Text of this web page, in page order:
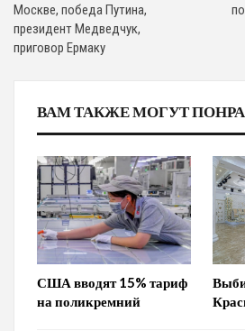
Москве, победа Путина,
президент Медведчук,
приговор Ермаку
ВАМ ТАКЖЕ МОГУТ
США вводят 15% тариф
на поликремний